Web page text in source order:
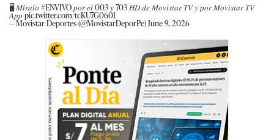
🖥️ 𝑀𝑖́𝑟𝑎𝑙𝑜 #ENVIVO𝑝𝑜𝑟 𝑒𝑙 003 𝑦 703 𝐻𝐷 𝑑𝑒 𝑀𝑜𝑣𝑖𝑠𝑡𝑎𝑟 𝑇𝑉 𝑦 𝑝𝑜𝑟 𝑀𝑜𝑣𝑖𝑠𝑡𝑎𝑟 𝑇𝑉
𝐴𝑝𝑝 pic.twitter.com/tcKU7G060I
— Movistar Deportes (@MovistarDeporPe)June 9, 2026